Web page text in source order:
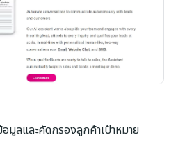
มูลและคัดกรองลูกค้าเป้าหมาย